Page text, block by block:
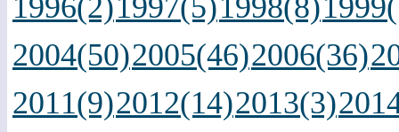
1996(2)1997(5)1998(8)
2004(50)2005(46)2006(36)
2011(9)2012(14)2013(3)